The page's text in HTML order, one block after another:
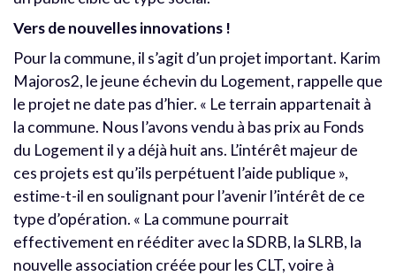
Vers de nouvelles innovations !
Pour la commune, il s’agit d’un projet important. Karim
Majoros2, le jeune échevin du Logement, rappelle que
le projet ne date pas d’hier. « Le terrain appartenait à
la commune. Nous l’avons vendu à bas prix au Fonds
du Logement il y a déjà huit ans. L’intérêt majeur de
ces projets est qu’ils perpétuent l’aide publique »,
estime-t-il en soulignant pour l’avenir l’intérêt de ce
type d’opération. « La commune pourrait
effectivement en rééditer avec la SDRB, la SLRB, la
nouvelle association créée pour les CLT, voire à